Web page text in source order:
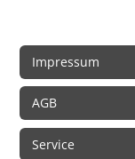
Impressum
AGB
Service